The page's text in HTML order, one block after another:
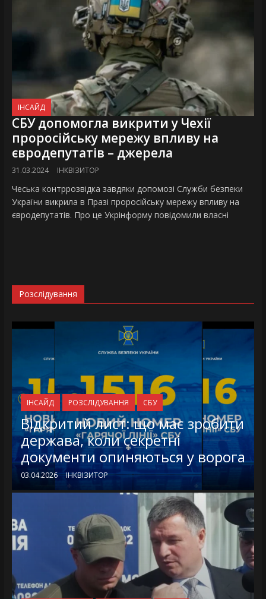
ІНСАЙД
СБУ допомогла викрити у Чехії
проросійську мережу впливу на
євродепутатів – джерела
31.03.2024 ІНКВІЗИТОР
Чеська контррозвідка завдяки допомозі Служби безпеки
України викрила в Празі проросійську мережу впливу на
євродепутатів. Про це Укрінформу повідомили власні
Розслідування
ІНСАЙД РОЗСЛІДУВАННЯ СБУ
Відкритий лист: що має зробити
держава, коли секретні
документи опиняються у ворога
03.04.2026 ІНКВІЗИТОР